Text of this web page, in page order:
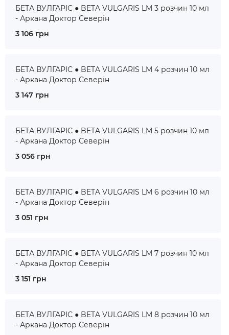
БЕТА ВУЛГАРІС ● BETA VULGARIS LM 3 розчин 10 мл
- Аркана Доктор Северін
3 106 грн
БЕТА ВУЛГАРІС ● BETA VULGARIS LM 4 розчин 10 мл
- Аркана Доктор Северін
3 147 грн
БЕТА ВУЛГАРІС ● BETA VULGARIS LM 5 розчин 10 мл
- Аркана Доктор Северін
3 056 грн
БЕТА ВУЛГАРІС ● BETA VULGARIS LM 6 розчин 10 мл
- Аркана Доктор Северін
3 051 грн
БЕТА ВУЛГАРІС ● BETA VULGARIS LM 7 розчин 10 мл
- Аркана Доктор Северін
3 151 грн
БЕТА ВУЛГАРІС ● BETA VULGARIS LM 8 розчин 10 мл
- Аркана Доктор Северін